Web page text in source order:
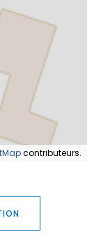
contributeurs.